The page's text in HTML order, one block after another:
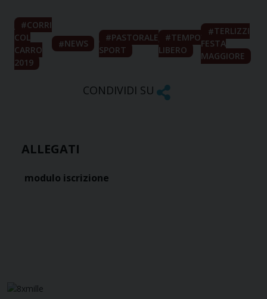
CORRI
COL
CARRO
2019
NEWS
PASTORALE
SPORT
TEMPO
LIBERO
TERLIZZI
FESTA
MAGGIORE
CONDIVIDI SU
ALLEGATI
modulo iscrizione